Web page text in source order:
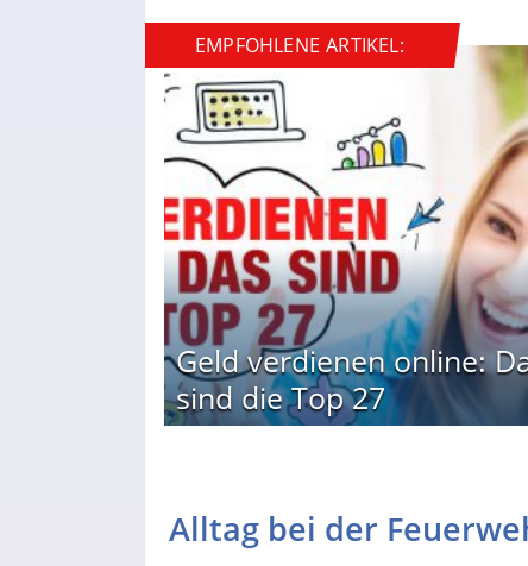
EMPFOHLENE ARTIKEL:
Geld verdienen online:
sind die Top 27
Alltag bei der